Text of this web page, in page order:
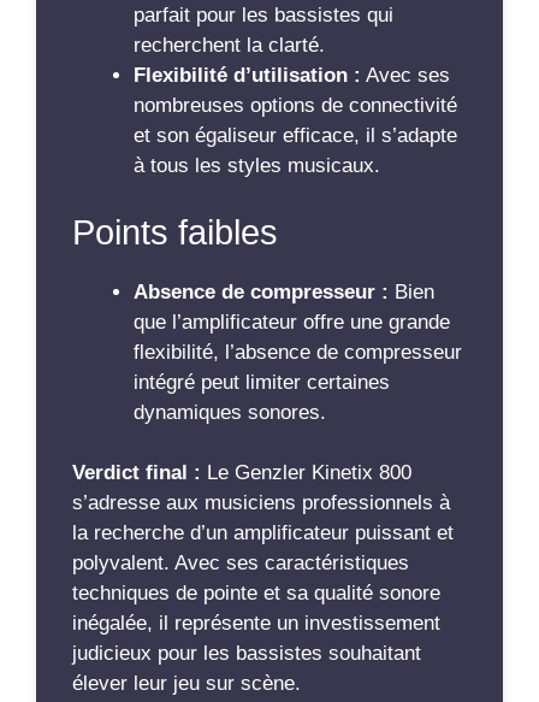
parfait pour les bassistes qui
recherchent la clarté.
Flexibilité d’utilisation : Avec ses
nombreuses options de connectivité
et son égaliseur efficace, il s’adapte
à tous les styles musicaux.
Points faibles
Absence de compresseur : Bien
que l’amplificateur offre une grande
flexibilité, l’absence de compresseur
intégré peut limiter certaines
dynamiques sonores.
Verdict final : Le Genzler Kinetix 800
s’adresse aux musiciens professionnels à
la recherche d’un amplificateur puissant et
polyvalent. Avec ses caractéristiques
techniques de pointe et sa qualité sonore
inégalée, il représente un investissement
judicieux pour les bassistes souhaitant
élever leur jeu sur scène.